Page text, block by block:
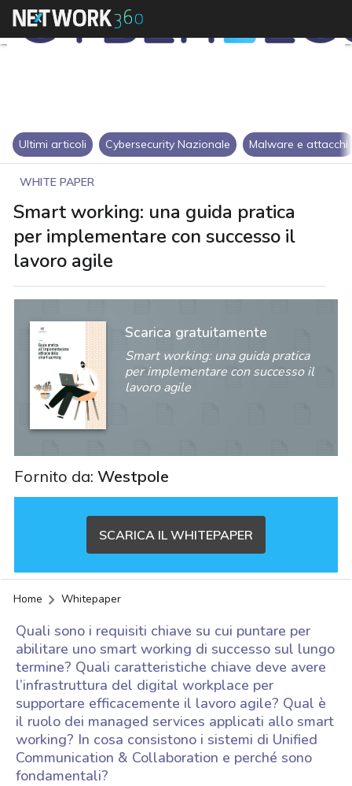
Ultimi articoli Cybersecurity Nazionale Malware e attacchi
WHITE PAPER
Smart working: una guida pratica
per implementare con successo il
lavoro agile
Scarica gratuitamente
Smart working: una guida pratica
per implementare con successo il
lavoro agile
Fornito da:Westpole
SCARICA IL WHITEPAPER
Home Whitepaper
Quali sono i requisiti chiave su cui puntare per
abilitare uno smart working di successo sul lungo
termine? Quali caratteristiche chiave deve avere
l’infrastruttura del digital workplace per
supportare efficacemente il lavoro agile? Qual è
il ruolo dei managed services applicati allo smart
working? In cosa consistono i sistemi di Unified
Communication & Collaboration e perché sono
fondamentali?